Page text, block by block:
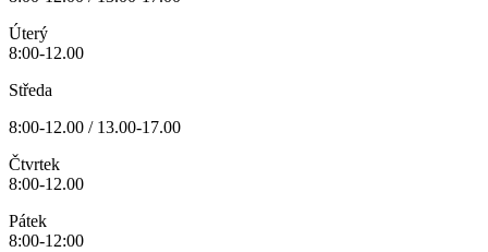
Úterý
8:00-12.00
Středa
8:00-12.00 / 13.00-17.00
Čtvrtek
8:00-12.00
Pátek
8:00-12:00